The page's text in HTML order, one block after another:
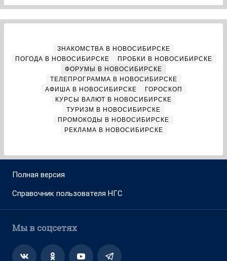
ЗНАКОМСТВА В НОВОСИБИРСКЕ
ПОГОДА В НОВОСИБИРСКЕ
ПРОБКИ В НОВОСИБИРСКЕ
ФОРУМЫ В НОВОСИБИРСКЕ
ТЕЛЕПРОГРАММА В НОВОСИБИРСКЕ
АФИША В НОВОСИБИРСКЕ
ГОРОСКОП
КУРСЫ ВАЛЮТ В НОВОСИБИРСКЕ
ТУРИЗМ В НОВОСИБИРСКЕ
ПРОМОКОДЫ В НОВОСИБИРСКЕ
РЕКЛАМА В НОВОСИБИРСКЕ
Полная версия
Справочник пользователя НГС
Мы в соцсетях